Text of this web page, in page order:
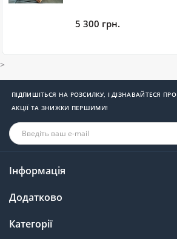
5 300 грн.
>
ПІДПИШІТЬСЯ НА РОЗСИЛКУ, І ДІЗНАВАЙТЕСЯ ПРО
АКЦІЇ ТА ЗНИЖКИ ПЕРШИМИ!
Інформація
Додатково
Категорії